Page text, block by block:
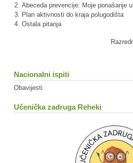
Abeceda prevencije: Moje ponašanje
Plan aktivnosti do kraja polugodišta
Ostala pitanja
Nacionalni ispiti
Obavijesti
Učenička zadruga Reheki